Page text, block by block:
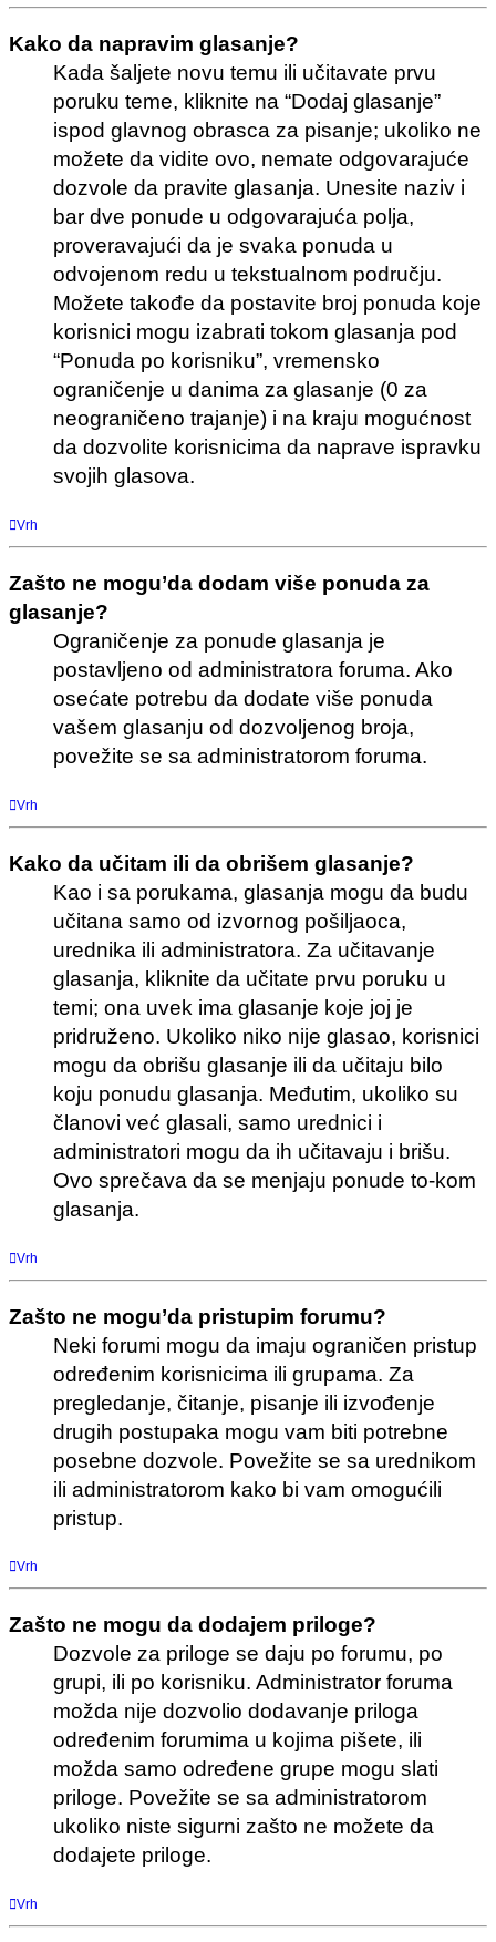
Kako da napravim glasanje?
Kada šaljete novu temu ili učitavate prvu
poruku teme, kliknite na “Dodaj glasanje”
ispod glavnog obrasca za pisanje; ukoliko ne
možete da vidite ovo, nemate odgovarajuće
dozvole da pravite glasanja. Unesite naziv i
bar dve ponude u odgovarajuća polja,
proveravajući da je svaka ponuda u
odvojenom redu u tekstualnom području.
Možete takođe da postavite broj ponuda koje
korisnici mogu izabrati tokom glasanja pod
“Ponuda po korisniku”, vremensko
ograničenje u danima za glasanje (0 za
neograničeno trajanje) i na kraju mogućnost
da dozvolite korisnicima da naprave ispravku
svojih glasova.
Vrh
Zašto ne mogu’da dodam više ponuda za
glasanje?
Ograničenje za ponude glasanja je
postavljeno od administratora foruma. Ako
osećate potrebu da dodate više ponuda
vašem glasanju od dozvoljenog broja,
povežite se sa administratorom foruma.
Vrh
Kako da učitam ili da obrišem glasanje?
Kao i sa porukama, glasanja mogu da budu
učitana samo od izvornog pošiljaoca,
urednika ili administratora. Za učitavanje
glasanja, kliknite da učitate prvu poruku u
temi; ona uvek ima glasanje koje joj je
pridruženo. Ukoliko niko nije glasao, korisnici
mogu da obrišu glasanje ili da učitaju bilo
koju ponudu glasanja. Međutim, ukoliko su
članovi već glasali, samo urednici i
administratori mogu da ih učitavaju i brišu.
Ovo sprečava da se menjaju ponude to-kom
glasanja.
Vrh
Zašto ne mogu’da pristupim forumu?
Neki forumi mogu da imaju ograničen pristup
određenim korisnicima ili grupama. Za
pregledanje, čitanje, pisanje ili izvođenje
drugih postupaka mogu vam biti potrebne
posebne dozvole. Povežite se sa urednikom
ili administratorom kako bi vam omogućili
pristup.
Vrh
Zašto ne mogu da dodajem priloge?
Dozvole za priloge se daju po forumu, po
grupi, ili po korisniku. Administrator foruma
možda nije dozvolio dodavanje priloga
određenim forumima u kojima pišete, ili
možda samo određene grupe mogu slati
priloge. Povežite se sa administratorom
ukoliko niste sigurni zašto ne možete da
dodajete priloge.
Vrh